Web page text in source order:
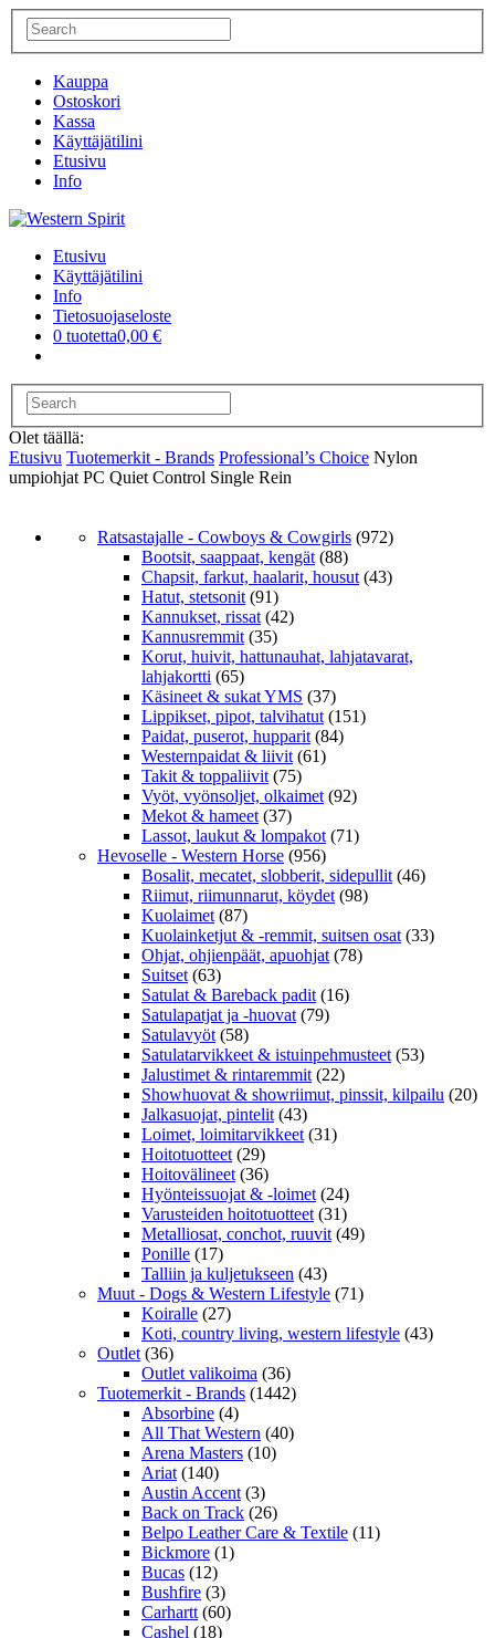
Kauppa
Ostoskori
Kassa
Käyttäjätilini
Etusivu
Info
Etusivu
Käyttäjätilini
Info
Tietosuojaseloste
0 tuotetta0,00 €
Olet täällä:
Etusivu Tuotemerkit - Brands Professional’s Choice Nylon
umpiohjat PC Quiet Control Single Rein
Ratsastajalle - Cowboys & Cowgirls (972)
Bootsit, saappaat, kengät (88)
Chapsit, farkut, haalarit, housut (43)
Hatut, stetsonit (91)
Kannukset, rissat (42)
Kannusremmit (35)
Korut, huivit, hattunauhat, lahjatavarat,
lahjakortti (65)
Käsineet & sukat YMS (37)
Lippikset, pipot, talvihatut (151)
Paidat, puserot, hupparit (84)
Westernpaidat & liivit (61)
Takit & toppaliivit (75)
Vyöt, vyönsoljet, olkaimet (92)
Mekot & hameet (37)
Lassot, laukut & lompakot (71)
Hevoselle - Western Horse (956)
Bosalit, mecatet, slobberit, sidepullit (46)
Riimut, riimunnarut, köydet (98)
Kuolaimet (87)
Kuolainketjut & -remmit, suitsen osat (33)
Ohjat, ohjienpäät, apuohjat (78)
Suitset (63)
Satulat & Bareback padit (16)
Satulapatjat ja -huovat (79)
Satulavyöt (58)
Satulatarvikkeet & istuinpehmusteet (53)
Jalustimet & rintaremmit (22)
Showhuovat & showriimut, pinssit, kilpailu (20)
Jalkasuojat, pintelit (43)
Loimet, loimitarvikkeet (31)
Hoitotuotteet (29)
Hoitovälineet (36)
Hyönteissuojat & -loimet (24)
Varusteiden hoitotuotteet (31)
Metalliosat, conchot, ruuvit (49)
Ponille (17)
Talliin ja kuljetukseen (43)
Muut - Dogs & Western Lifestyle (71)
Koiralle (27)
Koti, country living, western lifestyle (43)
Outlet (36)
Outlet valikoima (36)
Tuotemerkit - Brands (1442)
Absorbine (4)
All That Western (40)
Arena Masters (10)
Ariat (140)
Austin Accent (3)
Back on Track (26)
Belpo Leather Care & Textile (11)
Bickmore (1)
Bucas (12)
Bushfire (3)
Carhartt (60)
Cashel (18)